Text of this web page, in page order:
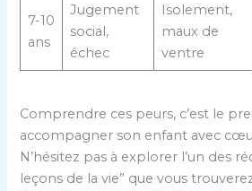
7-10
ans
Jugement
social,
échec
Isolement,
maux de
ventre
Comprendre ces peurs, c’est le
accompagner son enfant avec
N’hésitez pas à explorer l’un des
leçons de la vie” que vous